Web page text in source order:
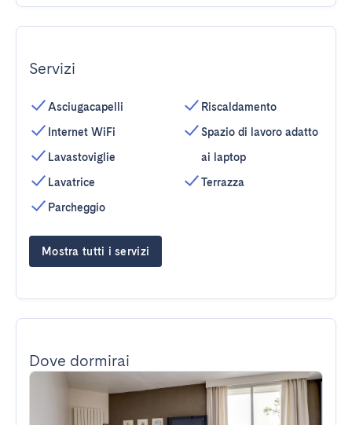
Servizi
Asciugacapelli
Internet WiFi
Lavastoviglie
Lavatrice
Parcheggio
Riscaldamento
Spazio di lavoro adatto
ai laptop
Terrazza
Mostra tutti i servizi
Dove dormirai